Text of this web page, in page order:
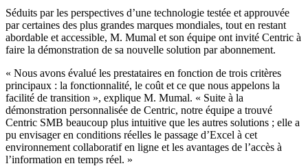
Séduits par les perspectives d’une technologie testée et approuvée
par certaines des plus grandes marques mondiales, tout en restant
abordable et accessible, M. Mumal et son équipe ont invité Centric à
faire la démonstration de sa nouvelle solution par abonnement.
« Nous avons évalué les prestataires en fonction de trois critères
principaux : la fonctionnalité, le coût et ce que nous appelons la
facilité de transition », explique M. Mumal. « Suite à la
démonstration personnalisée de Centric, notre équipe a trouvé
Centric SMB beaucoup plus intuitive que les autres solutions ; elle a
pu envisager en conditions réelles le passage d’Excel à cet
environnement collaboratif en ligne et les avantages de l’accès à
l’information en temps réel. »